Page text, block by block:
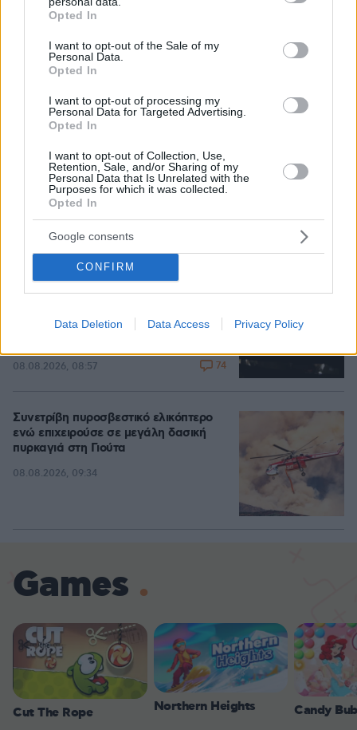
grant or deny consent to Google and its third-party tags to
use your data for below specified purposes in below Google
consent section.
Opted In
I want to opt-out of the Sale of my
Personal Data.
Opted In
I want to opt-out of processing my
Personal Data for Targeted Advertising.
Opted In
I want to opt-out of Collection, Use,
Retention, Sale, and/or Sharing of my
Personal Data that Is Unrelated with the
Purposes for which it was collected.
Opted In
Google consents
CONFIRM
Data Deletion Data Access Privacy Policy
Βίντεο: Μεθυσμένη σκότωσε νύφη
λίγες ώρες μετά τον γάμο της και στο
08.08.2026, 09:25
στις Σέρρες με νεκρούς μητέρα και
γιο: Τι λέει πραγματογνώμονας στο
protothema
08.08.2026, 08:36
Το «σκουλήκι του διαβόλου» που ζει
1,3 χιλιόμετρα κάτω από τη Γη και
«Οι άνθρωποι δεν κυβερνάμε τον
08.08.2026, 08:57 74
Συνετρίβη πυροσβεστικό ελικόπτερο
ενώ επιχειρούσε σε μεγάλη δασική
πυρκαγιά στη Γιούτα
08.08.2026, 09:34
Games
Cut The Rope Northern Heights Candy